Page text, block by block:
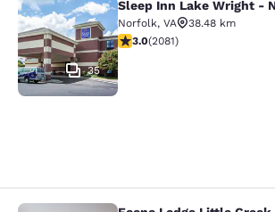
Sleep Inn Lake Wright
35
Sleep Inn Lake Wright -
Norfolk, VA
38.48 km
calificación de 3.03 estrellas.
3.0(2081)